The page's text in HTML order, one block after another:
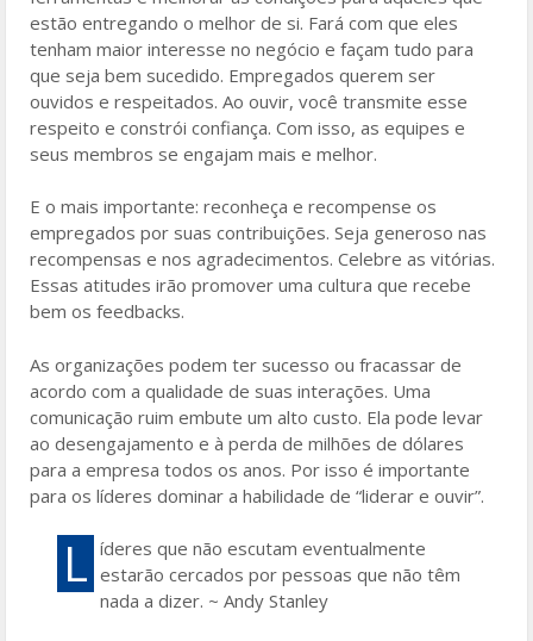
estão entregando o melhor de si. Fará com que eles
tenham maior interesse no negócio e façam tudo para
que seja bem sucedido. Empregados querem ser
ouvidos e respeitados. Ao ouvir, você transmite esse
respeito e constrói confiança. Com isso, as equipes e
seus membros se engajam mais e melhor.
E o mais importante: reconheça e recompense os
empregados por suas contribuições. Seja generoso nas
recompensas e nos agradecimentos. Celebre as vitórias.
Essas atitudes irão promover uma cultura que recebe
bem os feedbacks.
As organizações podem ter sucesso ou fracassar de
acordo com a qualidade de suas interações. Uma
comunicação ruim embute um alto custo. Ela pode levar
ao desengajamento e à perda de milhões de dólares
para a empresa todos os anos. Por isso é importante
para os líderes dominar a habilidade de “liderar e ouvir”.
L íderes que não escutam eventualmente
estarão cercados por pessoas que não têm
nada a dizer. ~ Andy Stanley